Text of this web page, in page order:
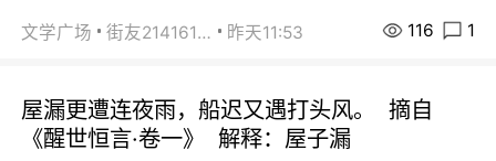
文学广场 街友21416156 昨天11:53 116 1
屋漏更遭连夜雨，船迟又遇打头风。 摘自
《醒世恒言·卷一》 解释：屋子漏